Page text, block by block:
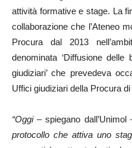
attività formative e stage. La
collaborazione che l’Ateneo
Procura dal 2013
denominata ‘Diffusione
giudiziari’ che prevedeva
Uffici giudiziari della Procura
“Oggi– spiegano dall’Unimol
protocollo che attiva uno